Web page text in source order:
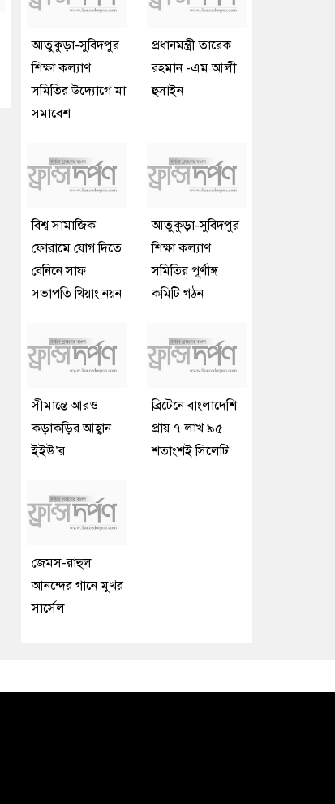
আতুকুড়া-সুবিদপুর
শিক্ষা কল্যাণ
সমিতির উদ্যোগে মা
সমাবেশ
প্রধানমন্ত্রী তারেক
রহমান -এম আলী
হুসাইন
বিশ্ব সামাজিক
ফোরামে যোগ দিতে
বেনিনে সাফ
সভাপতি খিয়াং নয়ন
আতুকুড়া-সুবিদপুর
শিক্ষা কল্যাণ
সমিতির পূর্ণাঙ্গ
কমিটি গঠন
সীমান্তে আরও
কড়াকড়ির আহ্বান
ইইউ’র
ব্রিটেনে বাংলাদেশি
প্রায় ৭ লাখ ৯৫
শতাংশই সিলেটি
জেমস-রাহুল
আনন্দের গানে মুখর
সার্সেল